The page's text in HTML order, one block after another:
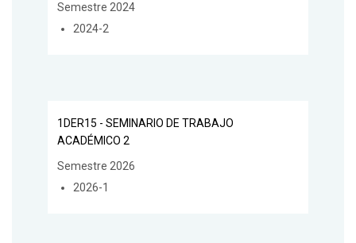
Semestre 2024
2024-2
1DER15 - SEMINARIO DE TRABAJO
ACADÉMICO 2
Semestre 2026
2026-1